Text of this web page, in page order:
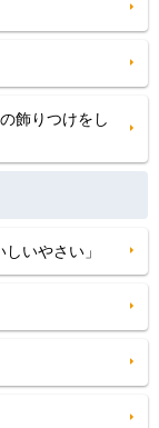
飾りつけをし
いやさい」